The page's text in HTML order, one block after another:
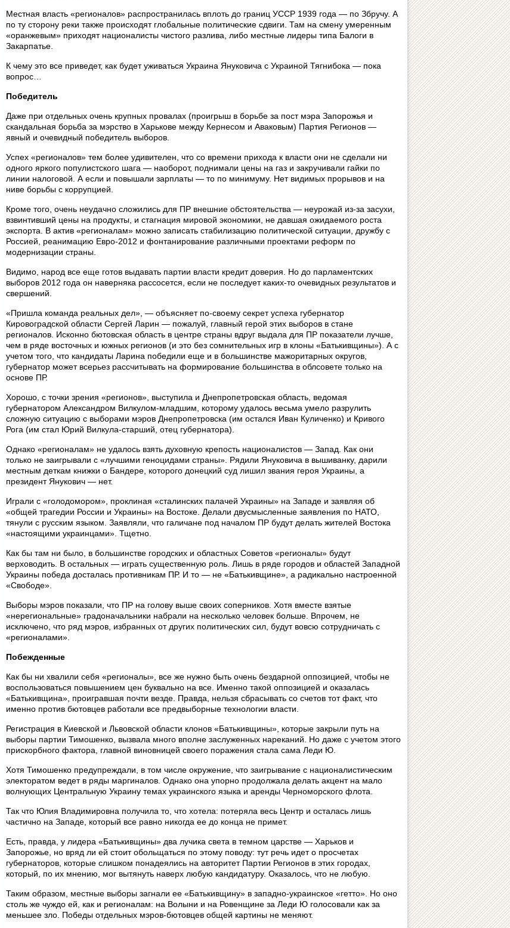
Местная власть «регионалов» распространилась вплоть до границ УССР 1939 года — по Збручу. А
по ту сторону реки также происходят глобальные политические сдвиги. Там на смену умеренным
«оранжевым» приходят националисты чистого разлива, либо местные лидеры типа Балоги в
Закарпатье.
К чему это все приведет, как будет уживаться Украина Януковича с Украиной Тягнибока — пока
вопрос…
Победитель
Даже при отдельных очень крупных провалах (проигрыш в борьбе за пост мэра Запорожья и
скандальная борьба за мэрство в Харькове между Кернесом и Аваковым) Партия Регионов —
явный и очевидный победитель выборов.
Успех «регионалов» тем более удивителен, что со времени прихода к власти они не сделали ни
одного яркого популистского шага — наоборот, поднимали цены на газ и закручивали гайки по
линии налоговой. А если и повышали зарплаты — то по минимуму. Нет видимых прорывов и на
ниве борьбы с коррупцией.
Кроме того, очень неудачно сложились для ПР внешние обстоятельства — неурожай из‑за засухи,
взвинтивший цены на продукты, и стагнация мировой экономики, не давшая ожидаемого роста
экспорта. В актив «регионалам» можно записать стабилизацию политической ситуации, дружбу с
Россией, реанимацию Евро-2012 и фонтанирование различными проектами реформ по
модернизации страны.
Видимо, народ все еще готов выдавать партии власти кредит доверия. Но до парламентских
выборов 2012 года он наверняка рассосется, если не последует каких‑то очевидных результатов и
свершений.
«Пришла команда реальных дел», — объясняет по‑своему секрет успеха губернатор
Кировоградской области Сергей Ларин — пожалуй, главный герой этих выборов в стане
регионалов. Исконно бютовская область в центре страны вдруг выдала для ПР показатели лучше,
чем в ряде восточных и южных регионов (и это без сомнительных игр в клоны «Батькивщины»). А с
учетом того, что кандидаты Ларина победили еще и в большинстве мажоритарных округов,
губернатор может всерьез рассчитывать на формирование большинства в облсовете только на
основе ПР.
Хорошо, с точки зрения «регионов», выступила и Днепропетровская область, ведомая
губернатором Александром Вилкулом-младшим, которому удалось весьма умело разрулить
сложную ситуацию с выборами мэров Днепропетровска (им остался Иван Куличенко) и Кривого
Рога (им стал Юрий Вилкула‑старший, отец губернатора).
Однако «регионалам» не удалось взять духовную крепость националистов — Запад. Как они
только не заигрывали с «лучшими геноцидами страны». Рядили Януковича в вышиванку, дарили
местным деткам книжки о Бандере, которого донецкий суд лишил звания героя Украины, а
президент Янукович — нет.
Играли с «голодомором», проклиная «сталинских палачей Украины» на Западе и заявляя об
«общей трагедии России и Украины» на Востоке. Делали двусмысленные заявления по НАТО,
тянули с русским языком. Заявляли, что галичане под началом ПР будут делать жителей Востока
«настоящими украинцами». Тщетно.
Как бы там ни было, в большинстве городских и областных Советов «регионалы» будут
верховодить. В остальных — играть существенную роль. Лишь в ряде городов и областей Западной
Украины победа досталась противникам ПР. И то — не «Батькивщине», а радикально настроенной
«Свободе».
Выборы мэров показали, что ПР на голову выше своих соперников. Хотя вместе взятые
«нерегиональные» градоначальники набрали на несколько человек больше. Впрочем, не
исключено, что ряд мэров, избранных от других политических сил, будут вовсю сотрудничать с
«регионалами».
Побежденные
Как бы ни хвалили себя «регионалы», все же нужно быть очень бездарной оппозицией, чтобы не
воспользоваться повышением цен буквально на все. Именно такой оппозицией и оказалась
«Батькивщина», проигравшая почти везде. Правда, нельзя сбрасывать со счетов тот факт, что
именно против бютовцев работали все предвыборные технологии власти.
Регистрация в Киевской и Львовской области клонов «Батькивщины», которые закрыли путь на
выборы партии Тимошенко, вызвала много вполне заслуженных нареканий. Но даже с учетом этого
прискорбного фактора, главной виновницей своего поражения стала сама Леди Ю.
Хотя Тимошенко предупреждали, в том числе окружение, что заигрывание с националистическим
электоратом ведет в ряды маргиналов. Однако она упорно продолжала делать акцент на мало
волнующих Центральную Украину темах украинского языка и аренды Черноморского флота.
Так что Юлия Владимировна получила то, что хотела: потеряла весь Центр и осталась лишь
частично на Западе, который все равно никогда ее до конца не примет.
Есть, правда, у лидера «Батькивщины» два лучика света в темном царстве — Харьков и
Запорожье, но вряд ли ей стоит обольщаться по этому поводу: тут речь идет о просчетах
губернаторов, которые слишком понадеялись на авторитет Партии Регионов в этих городах,
который, по их мнению, мог вытянуть наверх любую кандидатуру. Оказалось, что не любую.
Таким образом, местные выборы загнали ее «Батькивщину» в западно-украинское «гетто». Но оно
столь же чуждо ей, как и регионалам: на Волыни и на Ровенщине за Леди Ю голосовали как за
меньшее зло. Победы отдельных мэров‑бютовцев общей картины не меняют.